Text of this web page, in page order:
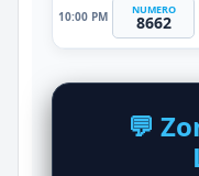
10:00 PM NUMERO
8662
💬